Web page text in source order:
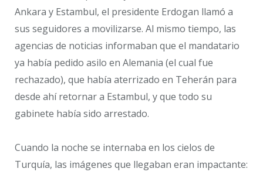
Ankara y Estambul, el presidente Erdogan llamó a
sus seguidores a movilizarse. Al mismo tiempo, las
agencias de noticias informaban que el mandatario
ya había pedido asilo en Alemania (el cual fue
rechazado), que había aterrizado en Teherán para
desde ahí retornar a Estambul, y que todo su
gabinete había sido arrestado.
Cuando la noche se internaba en los cielos de
Turquía, las imágenes que llegaban eran impactante: